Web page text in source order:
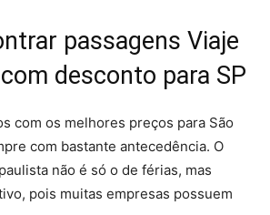
passagens Viaje
desconto para SP
com os melhores preços para São
com bastante antecedência. O
não é só o de férias, mas
pois muitas empresas possuem